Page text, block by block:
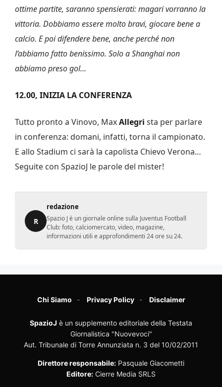
ottime partite, saranno spensierati: magari vorranno la
vittoria. Dobbiamo essere molto bravi, giocare bene a
calcio. E poi difendere bene, anche perché non
l’abbiamo fatto benissimo. Solo a Shanghai non
abbiamo preso gol…
12.00, INIZIA LA CONFERENZA
Tutto pronto a Vinovo, MaxAllegri sta per parlare
in conferenza: domani, infatti, torna il campionato.
E allo Stadium ci sarà la capolista Chievo Verona…
Seguite con SpazioJ le parole del mister!
R
redazione
Spazio J è un giornale online sulla Juventus Football
Club: foto, calciomercato, video, magazine,
informazioni utili e approfondimenti 24 ore su 24.
Chi Siamo Privacy Policy Disclaimer
SpazioJ è un supplemento editoriale della Testata
Giornalistica "Nuovevoci"
Aut. Tribunale di Torre Annunziata n. 3 del 10/02/2011
Direttore responsabile: Pasquale Giacometti
Editore: Cierre Media SRLS